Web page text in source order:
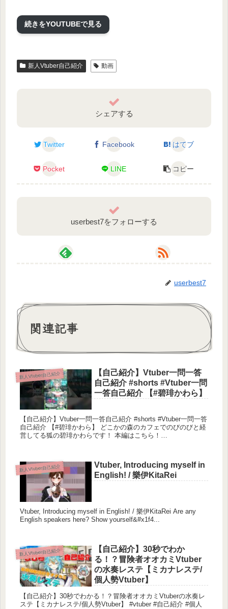
#vtuber一問一答自己紹介
続きをYOUTUBEで見る
新人Vtuber自己紹介 動画
シェアする
Twitter Facebook はてブ
Pocket LINE コピー
userbest7をフォローする
userbest7
関連記事
新人Vtuber自己紹介
【自己紹介】Vtuber一問一答
自己紹介 #shorts #Vtuber一問
一答自己紹介 【#碧琲かわら】
【自己紹介】Vtuber一問一答自己紹介 #shorts #Vtuber一問一答
自己紹介 【#碧琲かわら】 どこかの森のカフェでのびのびと経
営してる狐の碧琲かわらです！ 本編はこちら！
新人Vtuber自己紹介
Vtuber, Introducing myself in
English! / 樂伊KitaRei
Vtuber, Introducing myself in English! / 樂伊KitaRei Are any
English speakers here? Show yourself&#x1f4...
新人Vtuber自己紹介
【自己紹介】30秒でわか
る！？冒険者オオカミVtuber
の水奏レステ【ミカナレステ/
個人勢Vtuber】
【自己紹介】30秒でわかる！？冒険者オオカミVtuberの水奏レ
ステ【ミカナレステ/個人勢Vtuber】 #vtuber #自己紹介 #個人